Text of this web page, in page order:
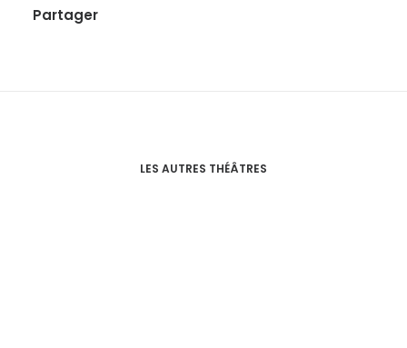
Partager
LES AUTRES THÉÂTRES